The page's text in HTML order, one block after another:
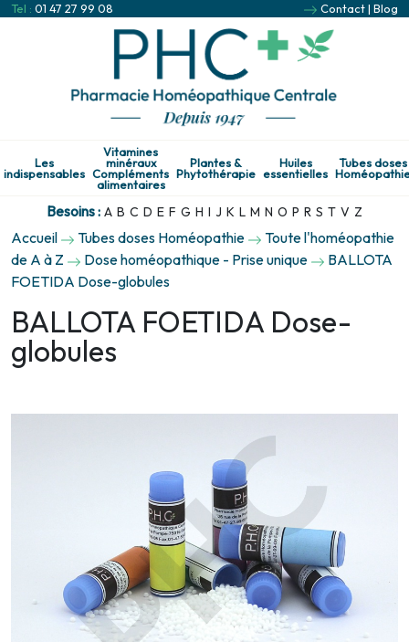
Tel : 01 47 27 99 08 Contact| Blog
Les
indispensables
Vitamines
minéraux
Compléments
alimentaires
Plantes &
Phytothérapie
Huiles
essentielles
Tubes doses
Besoins : A B C D E F G H I J K L M N O P R S T V Z
Accueil Tubes doses Homéopathie
Toute l'homéopathie
de A à Z
Dose homéopathique - Prise unique
BALLOTA
FOETIDA Dose-globules
BALLOTA FOETIDA Dose-
globules